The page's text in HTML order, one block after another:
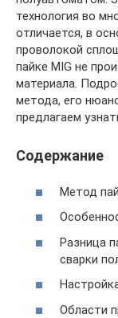
технология во
отличается, в
проволокой
пайке MIG не
материала.
метода, его
предлагаем
Содержание
Метод
Разница
сварки
Области